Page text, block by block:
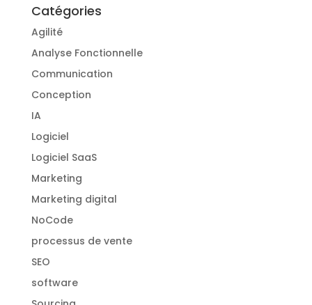
Catégories
Agilité
Analyse Fonctionnelle
Communication
Conception
IA
Logiciel
Logiciel SaaS
Marketing
Marketing digital
NoCode
processus de vente
SEO
software